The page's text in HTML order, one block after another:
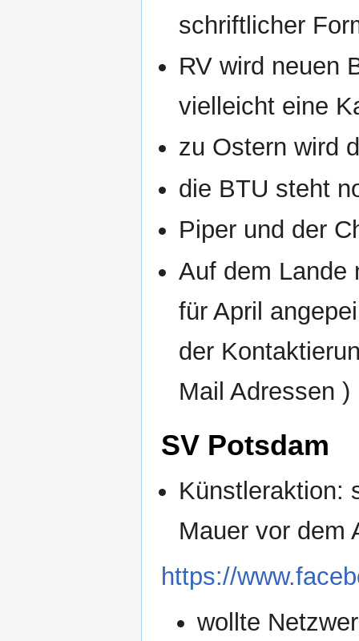
schriftlicher
RV wird neuen
vielleicht eine
zu Ostern wird
die BTU steht
Piper und der
Auf dem Lande
für April
der
Mail Adressen )
SV Potsdam
Künstleraktion:
Mauer vor dem
https://
wollte